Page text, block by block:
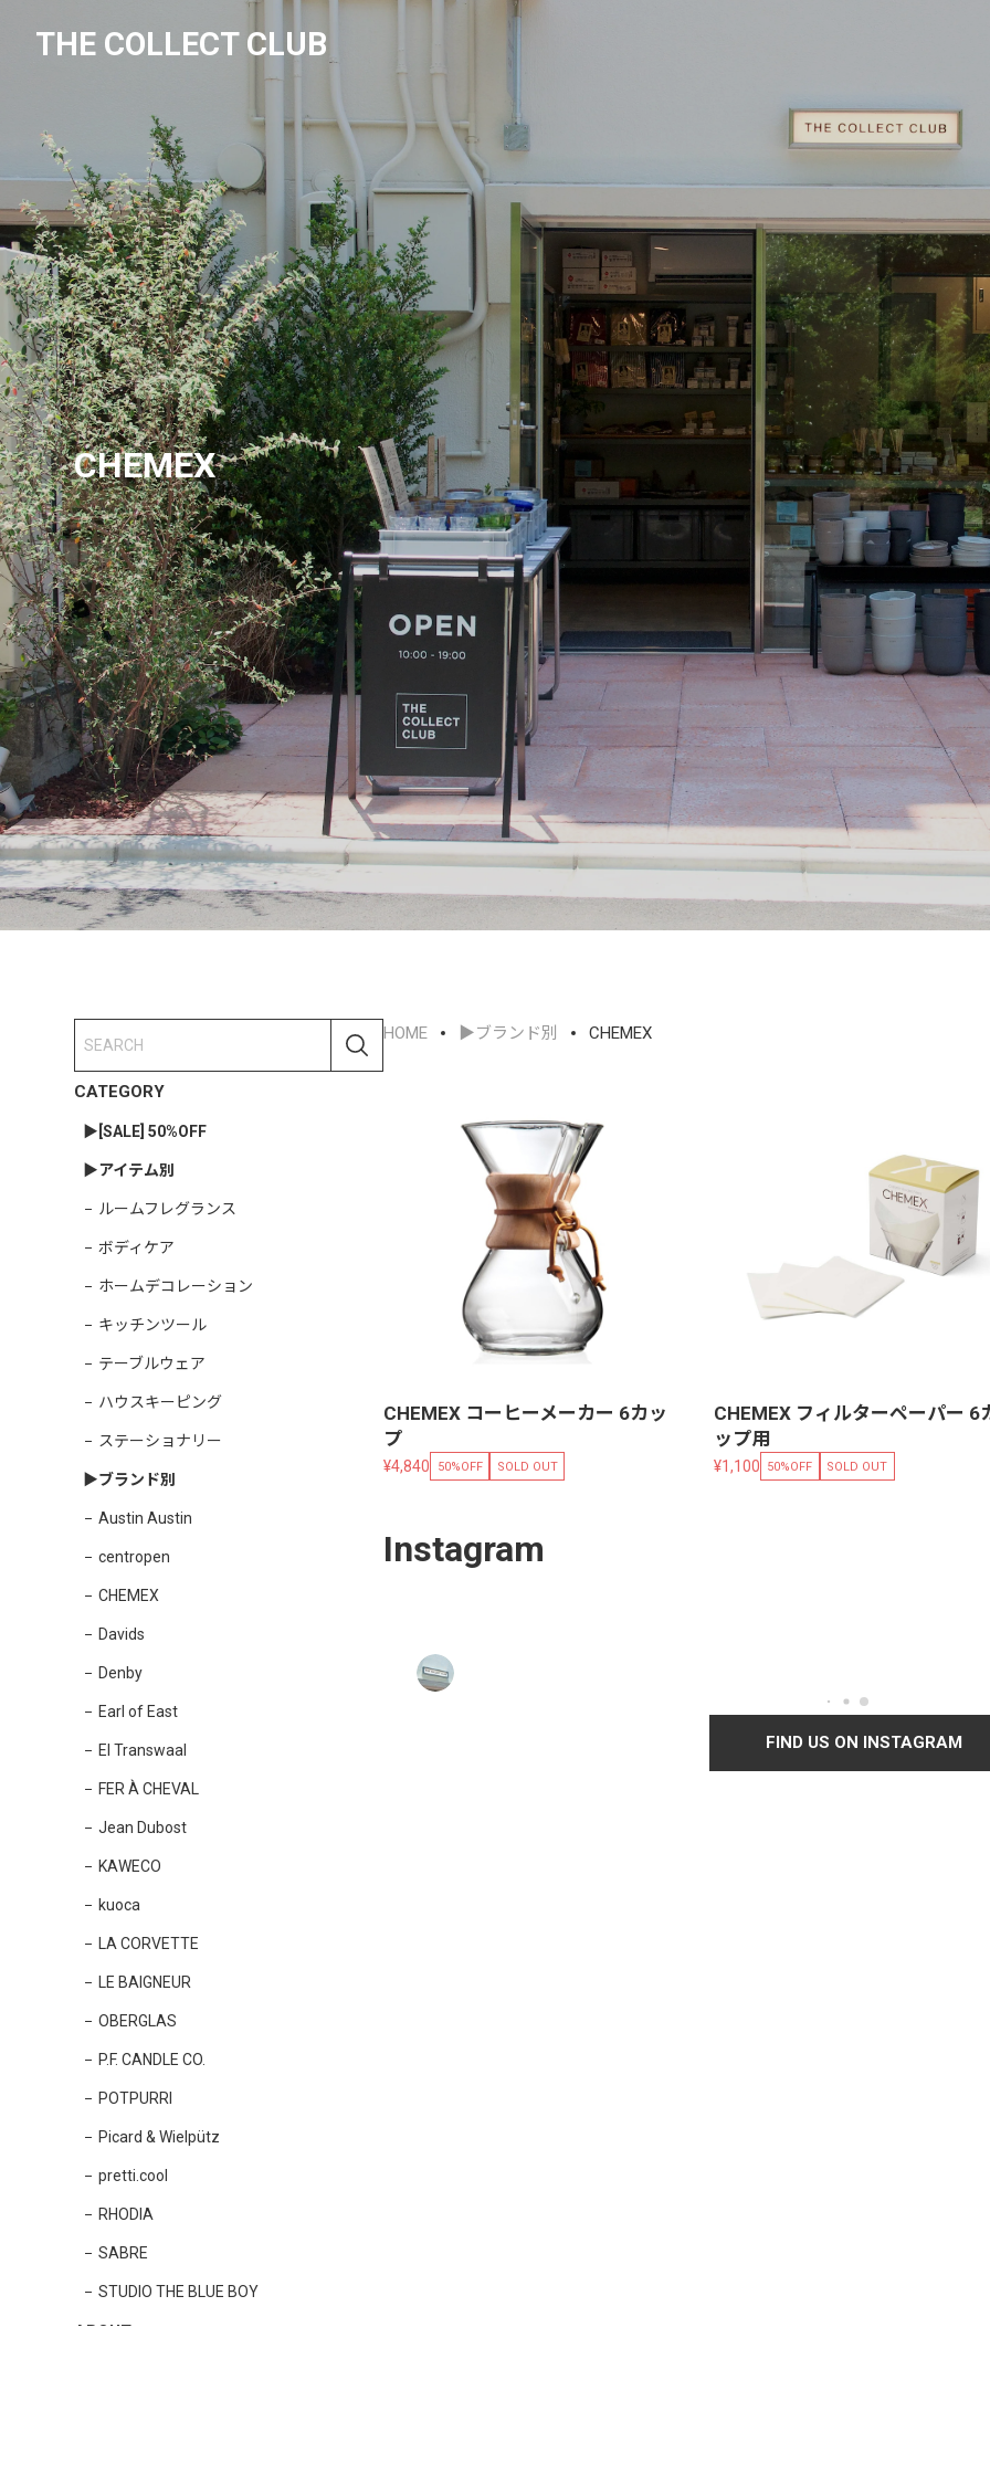
THE COLLECT CLUB
CHEMEX
CATEGORY
▶︎[SALE] 50%OFF
▶︎アイテム別
ルームフレグランス
ボディケア
ホームデコレーション
キッチンツール
テーブルウェア
ハウスキーピング
ステーショナリー
▶︎ブランド別
Austin Austin
centropen
CHEMEX
Davids
Denby
Earl of East
El Transwaal
FER À CHEVAL
Jean Dubost
KAWECO
kuoca
LA CORVETTE
LE BAIGNEUR
OBERGLAS
P.F. CANDLE CO.
POTPURRI
Picard & Wielpütz
pretti.cool
RHODIA
SABRE
STUDIO THE BLUE BOY
ABOUT
HOME ▶︎ブランド別 CHEMEX
CHEMEX コーヒーメーカー 6カッ
プ
¥4,840 50%OFF SOLD OUT
CHEMEX フィルターペーパー 6
ップ用
¥1,100 50%OFF SOLD OUT
Instagram
FIND US ON INSTAGRAM